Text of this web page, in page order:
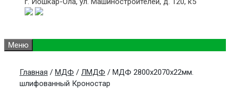
Меню
Главная / МДФ / ЛМДФ / МДФ 2800х2070х22мм.
шлифованный Кроностар